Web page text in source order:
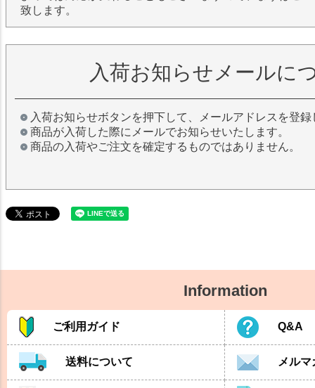
致します。
入荷お知らせメールに
入荷お知らせボタンを押下して、メールアドレスを登
商品が入荷した際にメールでお知らせいたします。
商品の入荷やご注文を確定するものではありません。
Information
ご利用ガイド Q&A
送料について メル